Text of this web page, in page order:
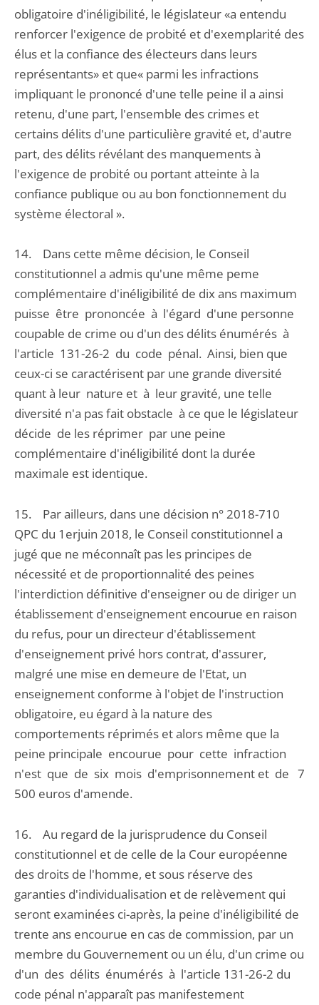
obligatoire d'inéligibilité, le législateur «a entendu
renforcer l'exigence de probité et d'exemplarité des
élus et la confiance des électeurs dans leurs
représentants» et que« parmi les infractions
impliquant le prononcé d'une telle peine il a ainsi
retenu, d'une part, l'ensemble des crimes et
certains délits d'une particulière gravité et, d'autre
part, des délits révélant des manquements à
l'exigence de probité ou portant atteinte à la
confiance publique ou au bon fonctionnement du
système électoral ».
14. Dans cette même décision, le Conseil
constitutionnel a admis qu'une même peme
complémentaire d'inéligibilité de dix ans maximum
puisse être prononcée à l'égard d'une personne
coupable de crime ou d'un des délits énumérés à
l'article 131-26-2 du code pénal. Ainsi, bien que
ceux-ci se caractérisent par une grande diversité
quant à leur nature et à leur gravité, une telle
diversité n'a pas fait obstacle à ce que le législateur
décide de les réprimer par une peine
complémentaire d'inéligibilité dont la durée
maximale est identique.
15. Par ailleurs, dans une décision n° 2018-710
QPC du 1erjuin 2018, le Conseil constitutionnel a
jugé que ne méconnaît pas les principes de
nécessité et de proportionnalité des peines
l'interdiction définitive d'enseigner ou de diriger un
établissement d'enseignement encourue en raison
du refus, pour un directeur d'établissement
d'enseignement privé hors contrat, d'assurer,
malgré une mise en demeure de l'Etat, un
enseignement conforme à l'objet de l'instruction
obligatoire, eu égard à la nature des
comportements réprimés et alors même que la
peine principale encourue pour cette infraction
n'est que de six mois d'emprisonnement et de 7
500 euros d'amende.
16. Au regard de la jurisprudence du Conseil
constitutionnel et de celle de la Cour européenne
des droits de l'homme, et sous réserve des
garanties d'individualisation et de relèvement qui
seront examinées ci-après, la peine d'inéligibilité de
trente ans encourue en cas de commission, par un
membre du Gouvernement ou un élu, d'un crime ou
d'un des délits énumérés à l'article 131-26-2 du
code pénal n'apparaît pas manifestement